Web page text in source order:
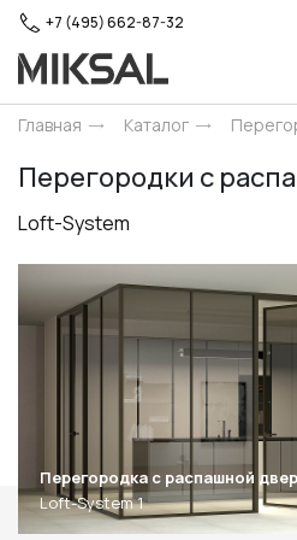
+7 (495) 662-87-32
Главная Каталог
Перегородки с
Loft-System
Перегородка с распашной
Loft-System 1